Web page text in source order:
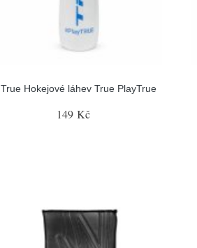
True Hokejové láhev True PlayTrue
149 Kč